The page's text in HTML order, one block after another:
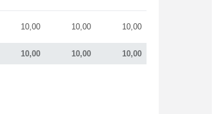
10,00 10,00 10,00
10,00 10,00 10,00